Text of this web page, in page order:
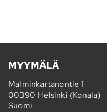
MYYMÄLÄ
Malminkartanontie 1
00390 Helsinki (Konala)
Suomi